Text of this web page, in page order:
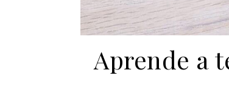
Aprende a